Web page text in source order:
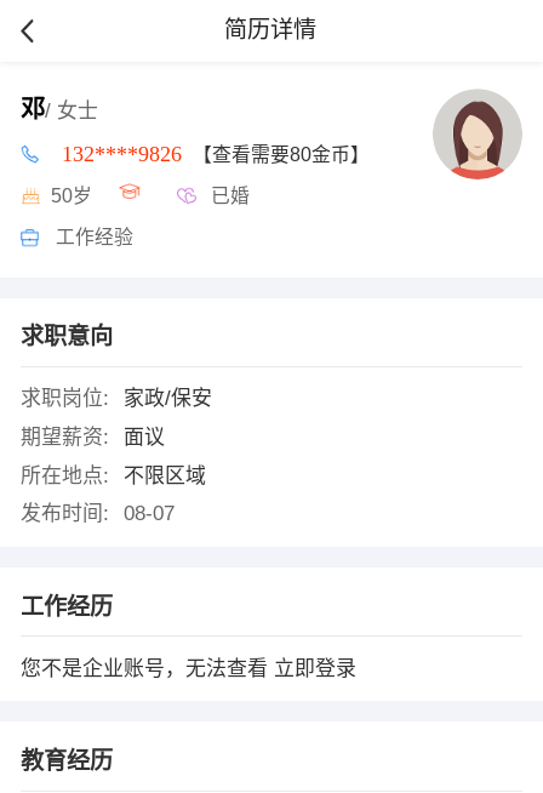
简历详情
邓/ 女士
132****9826 【查看需要80金币】
50岁 已婚
工作经验
求职意向
求职岗位:
家政/保安
期望薪资:
面议
所在地点:
不限区域
发布时间:
08-07
工作经历
您不是企业账号，无法查看 立即登录
教育经历